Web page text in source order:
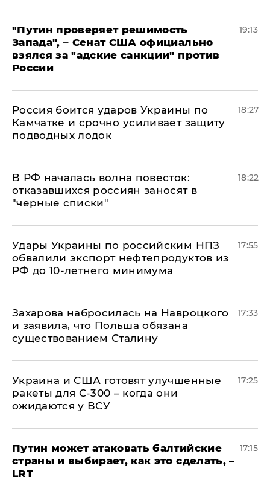
"Путин проверяет решимость
Запада", – Сенат США официально
взялся за "адские санкции" против
России
19:13
Россия боится ударов Украины по
Камчатке и срочно усиливает защиту
подводных лодок
18:27
​В РФ началась волна повесток:
отказавшихся россиян заносят в
"черные списки"
18:22
Удары Украины по российским НПЗ
обвалили экспорт нефтепродуктов из
РФ до 10-летнего минимума
17:55
​Захарова набросилась на Навроцкого
и заявила, что Польша обязана
существованием Сталину
17:33
Украина и США готовят улучшенные
ракеты для С-300 – когда они
ожидаются у ВСУ
17:25
Путин может атаковать балтийские
страны и выбирает, как это сделать, –
LRT
17:15